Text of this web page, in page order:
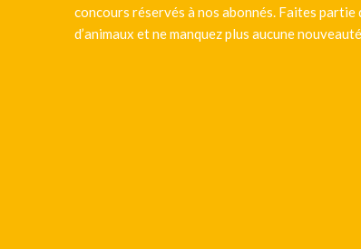
concours réservés à nos abonnés. Faites partie
d’animaux et ne manquez plus aucune